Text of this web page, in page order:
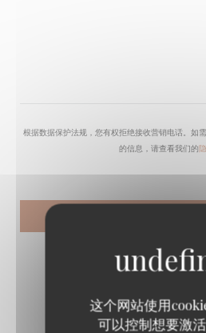
这个网站使用
可以控制想要激活
根据数据保护法规，您有权拒绝接收营销电话。如
的信息，请查看我们的